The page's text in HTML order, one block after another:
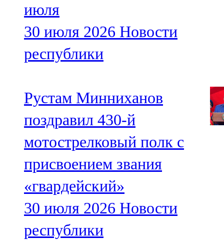
июля
30 июля 2026 Новости
республики
Рустам Минниханов
поздравил 430-й
мотострелковый полк с
присвоением звания
«гвардейский»
30 июля 2026 Новости
республики